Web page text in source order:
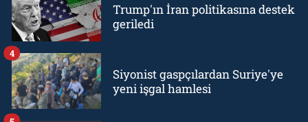
Trump'ın İran politikasına destek
geriledi
Siyonist gaspçılardan Suriye'ye
yeni işgal hamlesi
4